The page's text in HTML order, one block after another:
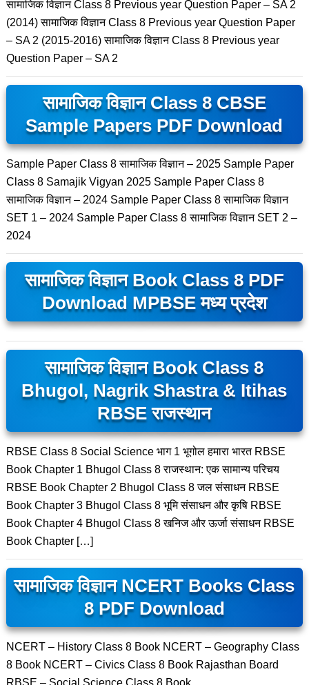
सामाजिक विज्ञान Class 8 Previous year Question Paper – SA 2
(2014) सामाजिक विज्ञान Class 8 Previous year Question Paper
– SA 2 (2015-2016) सामाजिक विज्ञान Class 8 Previous year
Question Paper – SA 2
सामाजिक विज्ञान Class 8 CBSE
Sample Papers PDF Download
Sample Paper Class 8 सामाजिक विज्ञान – 2025 Sample Paper
Class 8 Samajik Vigyan 2025 Sample Paper Class 8
सामाजिक विज्ञान – 2024 Sample Paper Class 8 सामाजिक विज्ञान
SET 1 – 2024 Sample Paper Class 8 सामाजिक विज्ञान SET 2 –
2024
सामाजिक विज्ञान Book Class 8 PDF
Download MPBSE मध्य प्रदेश
सामाजिक विज्ञान Book Class 8
Bhugol, Nagrik Shastra & Itihas
RBSE राजस्थान
RBSE Class 8 Social Science भाग 1 भूगोल हमारा भारत RBSE
Book Chapter 1 Bhugol Class 8 राजस्थान: एक सामान्य परिचय
RBSE Book Chapter 2 Bhugol Class 8 जल संसाधन RBSE
Book Chapter 3 Bhugol Class 8 भूमि संसाधन और कृषि RBSE
Book Chapter 4 Bhugol Class 8 खनिज और ऊर्जा संसाधन RBSE
Book Chapter […]
सामाजिक विज्ञान NCERT Books Class
8 PDF Download
NCERT – History Class 8 Book NCERT – Geography Class
8 Book NCERT – Civics Class 8 Book Rajasthan Board
RBSE – Social Science Class 8 Book